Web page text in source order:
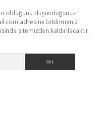
olduğunu düşündüğünüz
adresine bildirmeniz
sitemizden kaldırılacaktır.